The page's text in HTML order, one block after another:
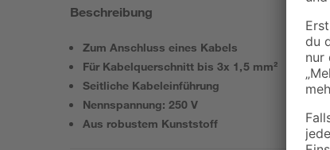
Beschreibung
Zum Anschluss eines Kabels
Für Kabelquerschnitt bis 3x 1,5 mm²
Seitliche Kabeleinführung
Nennspannung: 250 V
Aus robustem Kunststoff